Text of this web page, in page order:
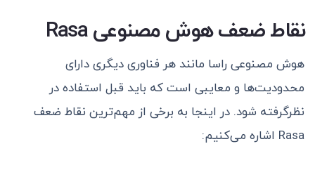
نقاط ضعف هوش مصنوعی Rasa
هوش مصنوعی راسا مانند هر فناوری دیگری دارای
محدودیت‌ها و معایبی است که باید قبل استفاده در
نظرگرفته شود. در اینجا به برخی از مهم‌ترین نقاط ضعف
Rasa اشاره می‌کنیم: